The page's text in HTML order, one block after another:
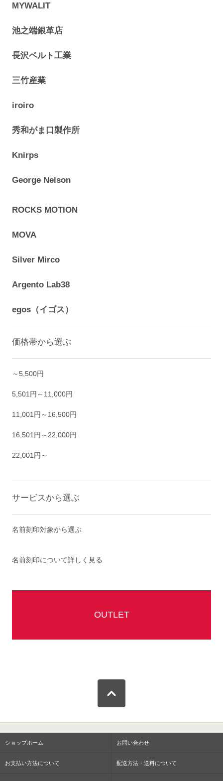
MYWALIT
池之端銀革店
長沢ベルト工業
三竹産業
iroiro
秀和がま口製作所
Knirps
George Nelson
ROCKS MOTION
MOVA
Silver Mirco
Argento Lab38
egos（イゴス）
価格帯から選ぶ
～5,500円
5,501円～11,000円
11,001円～16,500円
16,501円～22,000円
22,001円～
サービスから選ぶ
名前刻印対象から選ぶ
名前刻印について詳しく見る
OUTLET
ショップホーム お問い合わせ
お支払い方法について 配送方法・送料について